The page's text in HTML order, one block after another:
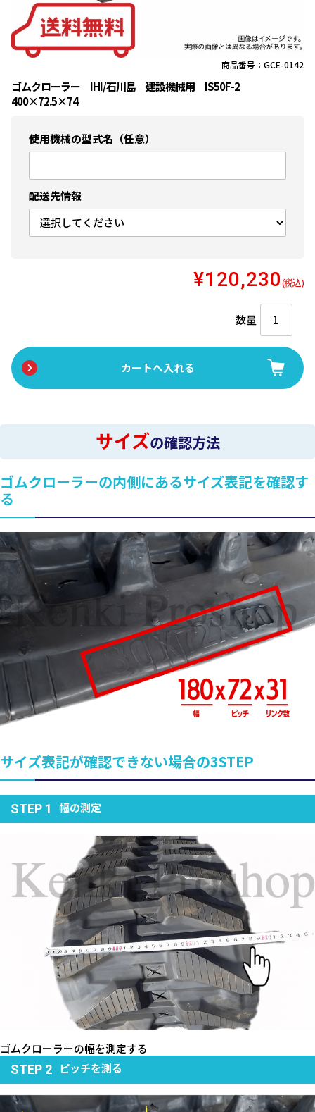
商品番号：GCE-0142
ゴムクローラー IHI/石川島 建設機械用 IS50F-2
400×72.5×74
使用機械の型式名（任意）
配送先情報
¥120,230 (税込)
数量
サイズの確認方法
ゴムクローラーの内側にあるサイズ表記を確認す
る
サイズ表記が確認できない場合の3STEP
STEP 1 幅の測定
ゴムクローラーの幅を測定する
STEP 2 ピッチを測る